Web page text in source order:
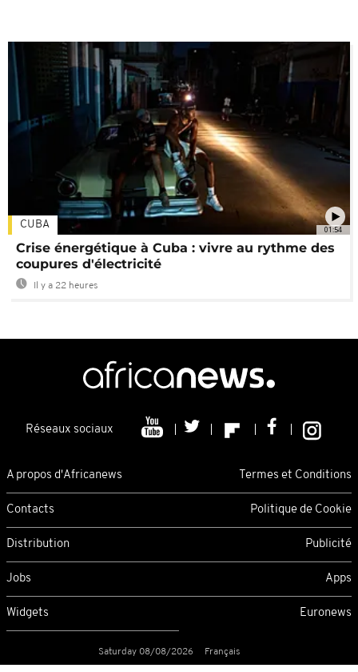
01:54
CUBA
Crise énergétique à Cuba : vivre au rythme des
coupures d'électricité
Il y a 22 heures
Réseaux sociaux
A propos d'Africanews Termes et Conditions
Contacts Politique de Cookie
Distribution Publicité
Jobs Apps
Widgets Euronews
Saturday 08/08/2026